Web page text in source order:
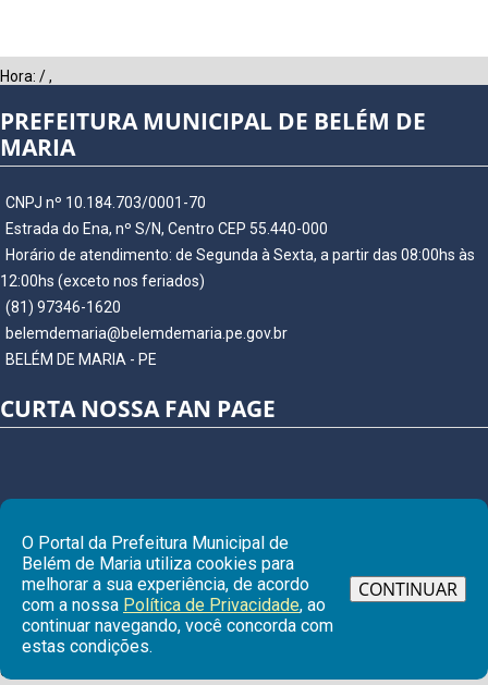
Hora: /,
PREFEITURA MUNICIPAL DE BELÉM DE
MARIA
CNPJ nº 10.184.703/0001-70
Estrada do Ena, nº S/N, Centro CEP 55.440-000
Horário de atendimento: de Segunda à Sexta, a partir das 08:00hs às
12:00hs (exceto nos feriados)
(81) 97346-1620
belemdemaria@belemdemaria.pe.gov.br
BELÉM DE MARIA - PE
CURTA NOSSA FAN PAGE
© Copyright 2026 Prefeitura Municipal de BELÉM DE MARIA | Todos os
direitos reservados
O Portal da Prefeitura Municipal de
Belém de Maria utiliza cookies para
melhorar a sua experiência, de acordo
com a nossa Política de Privacidade, ao
continuar navegando, você concorda com
estas condições.
CONTINUAR